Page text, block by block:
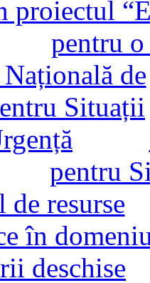
proiectul
pentru
pentru